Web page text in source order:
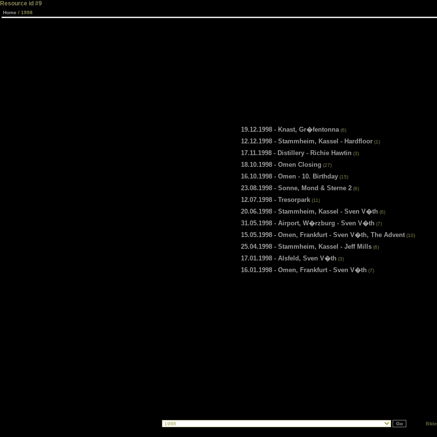
Resource id #9
Home / 1998
19.12.1998 - Knast, Gr�fentonna(6)
12.12.1998 - Stammheim, Kassel - Hardfloor(1)
17.11.1998 - Distillery - Richie Hawtin (3)
18.10.1998 - Omen Closing (27)
16.10.1998 - Omen - 10. Birthday(15)
23.08.1998 - Sonne, Mond & Sterne 2(6)
12.07.1998 - Tresorpark(11)
20.06.1998 - Stammheim, Kassel - Sven V�th (6)
31.05.1998 - Airport, W�rzburg - Sven V�th (7)
15.05.1998 - Omen, Frankfurt - Sven V�th, The Advent(10)
25.04.1998 - Stammheim, Kassel - Jeff Mills(6)
17.01.1998 - Alsfeld, Sven V�th (3)
16.01.1998 - Omen, Frankfurt - Sven V�th (7)